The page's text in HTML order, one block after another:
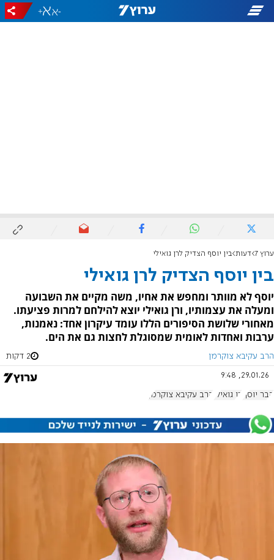
-
+
ערוץ 7 דעות בין יוסף הצדיק לרן גואילי
בין יוסף הצדיק לרן גואילי
יוסף לא מוותר ומחפש את אחיו, משה מקיים את השבועה
ומעלה את עצמותיו, ורן גואילי יוצא להילחם למרות פציעתו.
מאחורי שלושת הסיפורים הללו עומד עיקרון אחד: נאמנות,
ערבות ואחדות לאומית שמסוגלת לחצות גם את הים.
הרב עקיבא צוקרמן 2 דקות
29.01.26, 9:48
קבר יוסף רן גואילי הרב עקיבא צוקרמן